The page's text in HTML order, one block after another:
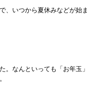
、いつから夏休みなどが始
。なんといっても「お年玉